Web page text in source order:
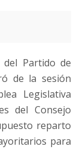
Partido de
de la sesión
Legislativa
del Consejo
reparto
para